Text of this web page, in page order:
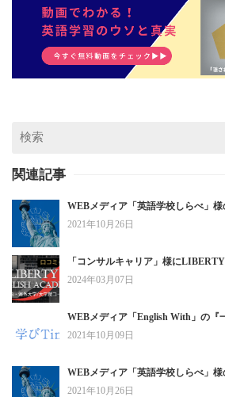
関連記事
WEBメディア「英語学校しらべ」
2021年10月26日
「コンサルキャリア」様に
2024年03月07日
WEBメディア「English With」の『
2021年10月09日
WEBメディア「英語学校しらべ」
2021年10月26日